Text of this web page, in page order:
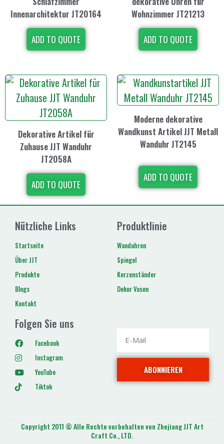
Innenarchitektur JT20164
ADD TO QUOTE
Wohnzimmer JT21213
ADD TO QUOTE
Dekorative Artikel für
Zuhause JJT Wanduhr
JT2058A
ADD TO QUOTE
Moderne dekorative
Wandkunst Artikel JJT Metall
Wanduhr JT2145
ADD TO QUOTE
Nützliche Links
Startseite
Über JJT
Produkte
Blogs
Kontakt
Produktlinie
Wanduhren
Spiegel
Kerzenständer
Dekor Vasen
Folgen Sie uns
Facebook
Instagram
YouTube
Tiktok
ABONNIEREN
Copyright 2011 © Alle Rechte vorbehalten von Zhejiang JJT Art
Craft Co., LTD.